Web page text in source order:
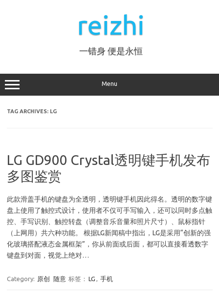
reizhi
一错身 便是永恒
Menu
TAG ARCHIVES: LG
LG GD900 Crystal透明键手机发布
多图鉴赏
此款滑盖手机的键盘为全透明，透明键手机因此得名。透明的数字键
盘上使用了触控式设计，使用者不仅可手写输入，还可以同时多点触
控、手写识别、触控转盘（调整音乐音量和照片尺寸）、鼠标指针
（上网用）共六种功能。 根据LG新闻稿中指出，LG是采用“创新的强
化玻璃搭配液态金属框架”，你从前面或后面，都可以直接看透数字
键盘到对面，视觉上绝对…
Category: 原创 随意 标签： LG , 手机